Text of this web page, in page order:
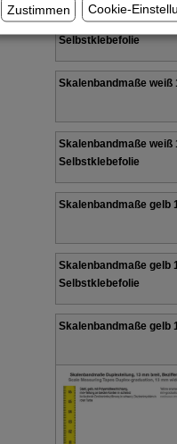
Skalenbandmaße weiß
Selbstklebefolie
Skalenbandmaße
Skalenbandmaße
Selbstklebefolie
Skalenbandmaße gelb
Skalenbandmaße gelb
Selbstklebefolie
Skalenbandmaße gelb
Zustimmen Cookie-